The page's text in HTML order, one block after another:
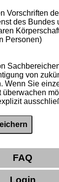
Vorschriften
des Bundes
Personen)
von
Wenn Sie
FAQ
Login